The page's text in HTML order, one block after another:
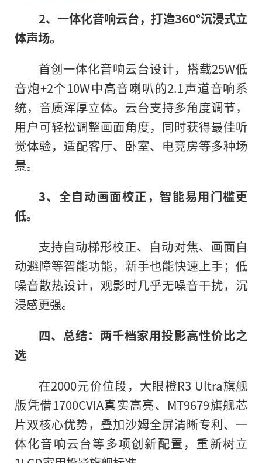
2、一体化音响云台，打造360°沉浸式立
体声场。
首创一体化音响云台设计，搭载25W低
音炮+2个10W中高音喇叭的2.1声道音响系
统，音质浑厚立体。云台支持多角度调节，
用户可轻松调整画面角度，同时获得最佳听
觉体验，适配客厅、卧室、电竞房等多种场
景。
3、全自动画面校正，智能易用门槛更
低。
支持自动梯形校正、自动对焦、画面自
动避障等智能功能，新手也能快速上手；低
噪音散热设计，观影时几乎无噪音干扰，沉
浸感更强。
四、总结：两千档家用投影高性价比之
选
在2000元价位段，大眼橙R3 Ultra旗舰
版凭借1700CVIA真实高亮、MT9679旗舰芯
片双核心优势，叠加沙姆全屏清晰专利、一
体化音响云台等多项创新配置，重新树立